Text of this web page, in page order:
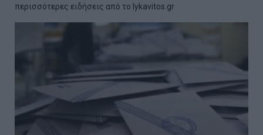
περισσότερες ειδήσεις από το lykavitos.gr